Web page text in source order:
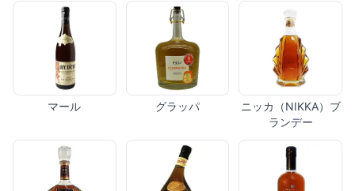
マール グラッパ
ニッカ（NIKKA）ブ
ランデー